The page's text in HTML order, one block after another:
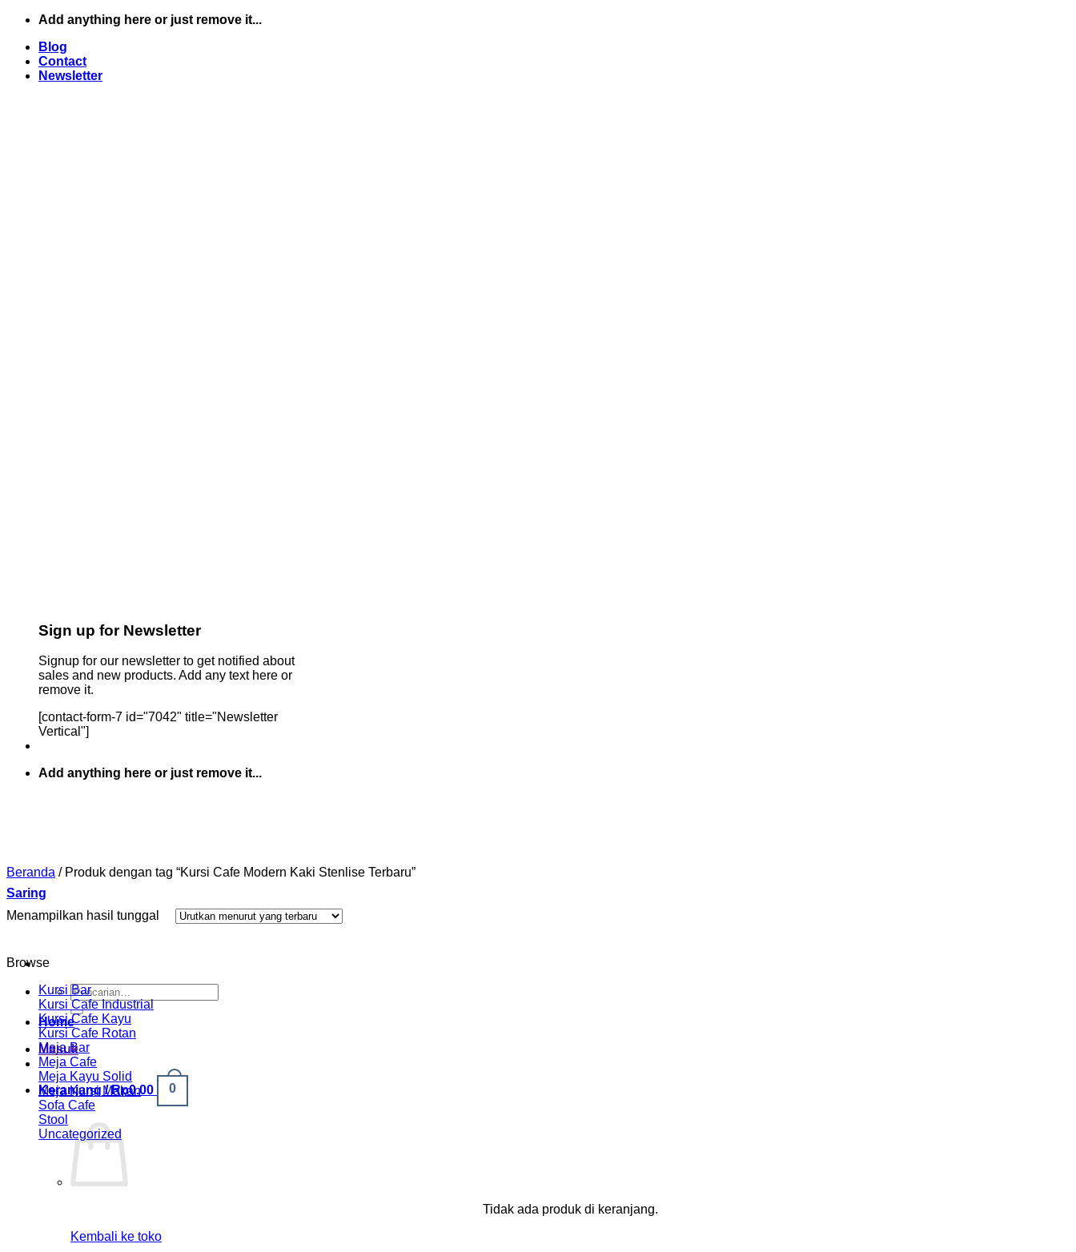
Skip
content
Add anything here or just remove it...
Blog
Contact
Newsletter
Sign up for Newsletter
Signup for our newsletter to get notified about
sales and new products. Add any text here or
remove it.
[contact-form-7 id="7042" title="Newsletter
Vertical"]
Add anything here or just remove it...
Pencarian
untuk:
Home
Masuk
Keranjang /Rp0.00 0
Tidak ada produk di keranjang.
Kembali ke toko
Beranda /Produk dengan tag “Kursi Cafe Modern Kaki Stenlise Terbaru”
Saring
Menampilkan hasil tunggal
Browse
Kursi Bar
Kursi Cafe Industrial
Kursi Cafe Kayu
Kursi Cafe Rotan
Meja Bar
Meja Cafe
Meja Kayu Solid
Meja Kursi Makan
Sofa Cafe
Stool
Uncategorized